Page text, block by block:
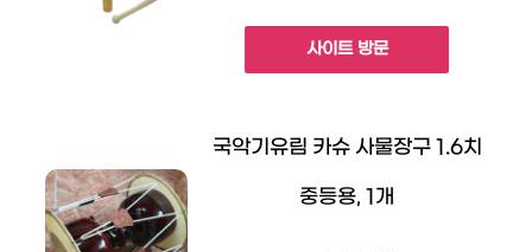
사이트 방문
국악기유림 카슈 사물장구 1.6치
중등용, 1개